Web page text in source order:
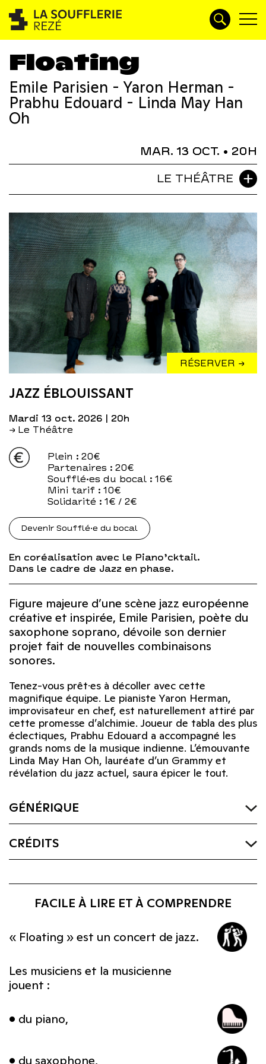
Floating
Emile Parisien - Yaron Herman -
Prabhu Edouard - Linda May Han
Oh
MAR. 13 OCT. • 20H
LE THÉÂTRE
RÉSERVER →
JAZZ ÉBLOUISSANT
mardi 13 oct. 2026 | 20h
→ Le Théâtre
Plein : 20€
Partenaires : 20€
Soufflé·es du bocal : 16€
Mini tarif : 10€
Solidarité : 1€ / 2€
Devenir Soufflé·e du bocal
En coréalisation avec le Piano’cktail.
Dans le cadre de Jazz en phase.
Figure majeure d’une scène jazz européenne
créative et inspirée, Emile Parisien, poète du
saxophone soprano, dévoile son dernier
projet fait de nouvelles combinaisons
sonores.
Tenez-vous prêt·es à décoller avec cette
magnifique équipe. Le pianiste Yaron Herman,
improvisateur en chef, est naturellement attiré par
cette promesse d’alchimie. Joueur de tabla des plus
éclectiques, Prabhu Edouard a accompagné les
grands noms de la musique indienne. L’émouvante
Linda May Han Oh, lauréate d’un Grammy et
révélation du jazz actuel, saura épicer le tout.
GÉNÉRIQUE
CRÉDITS
FACILE À LIRE ET À COMPRENDRE
« Floating » est un concert de jazz.
Les musiciens et la musicienne
jouent :
• du piano,
• du saxophone,